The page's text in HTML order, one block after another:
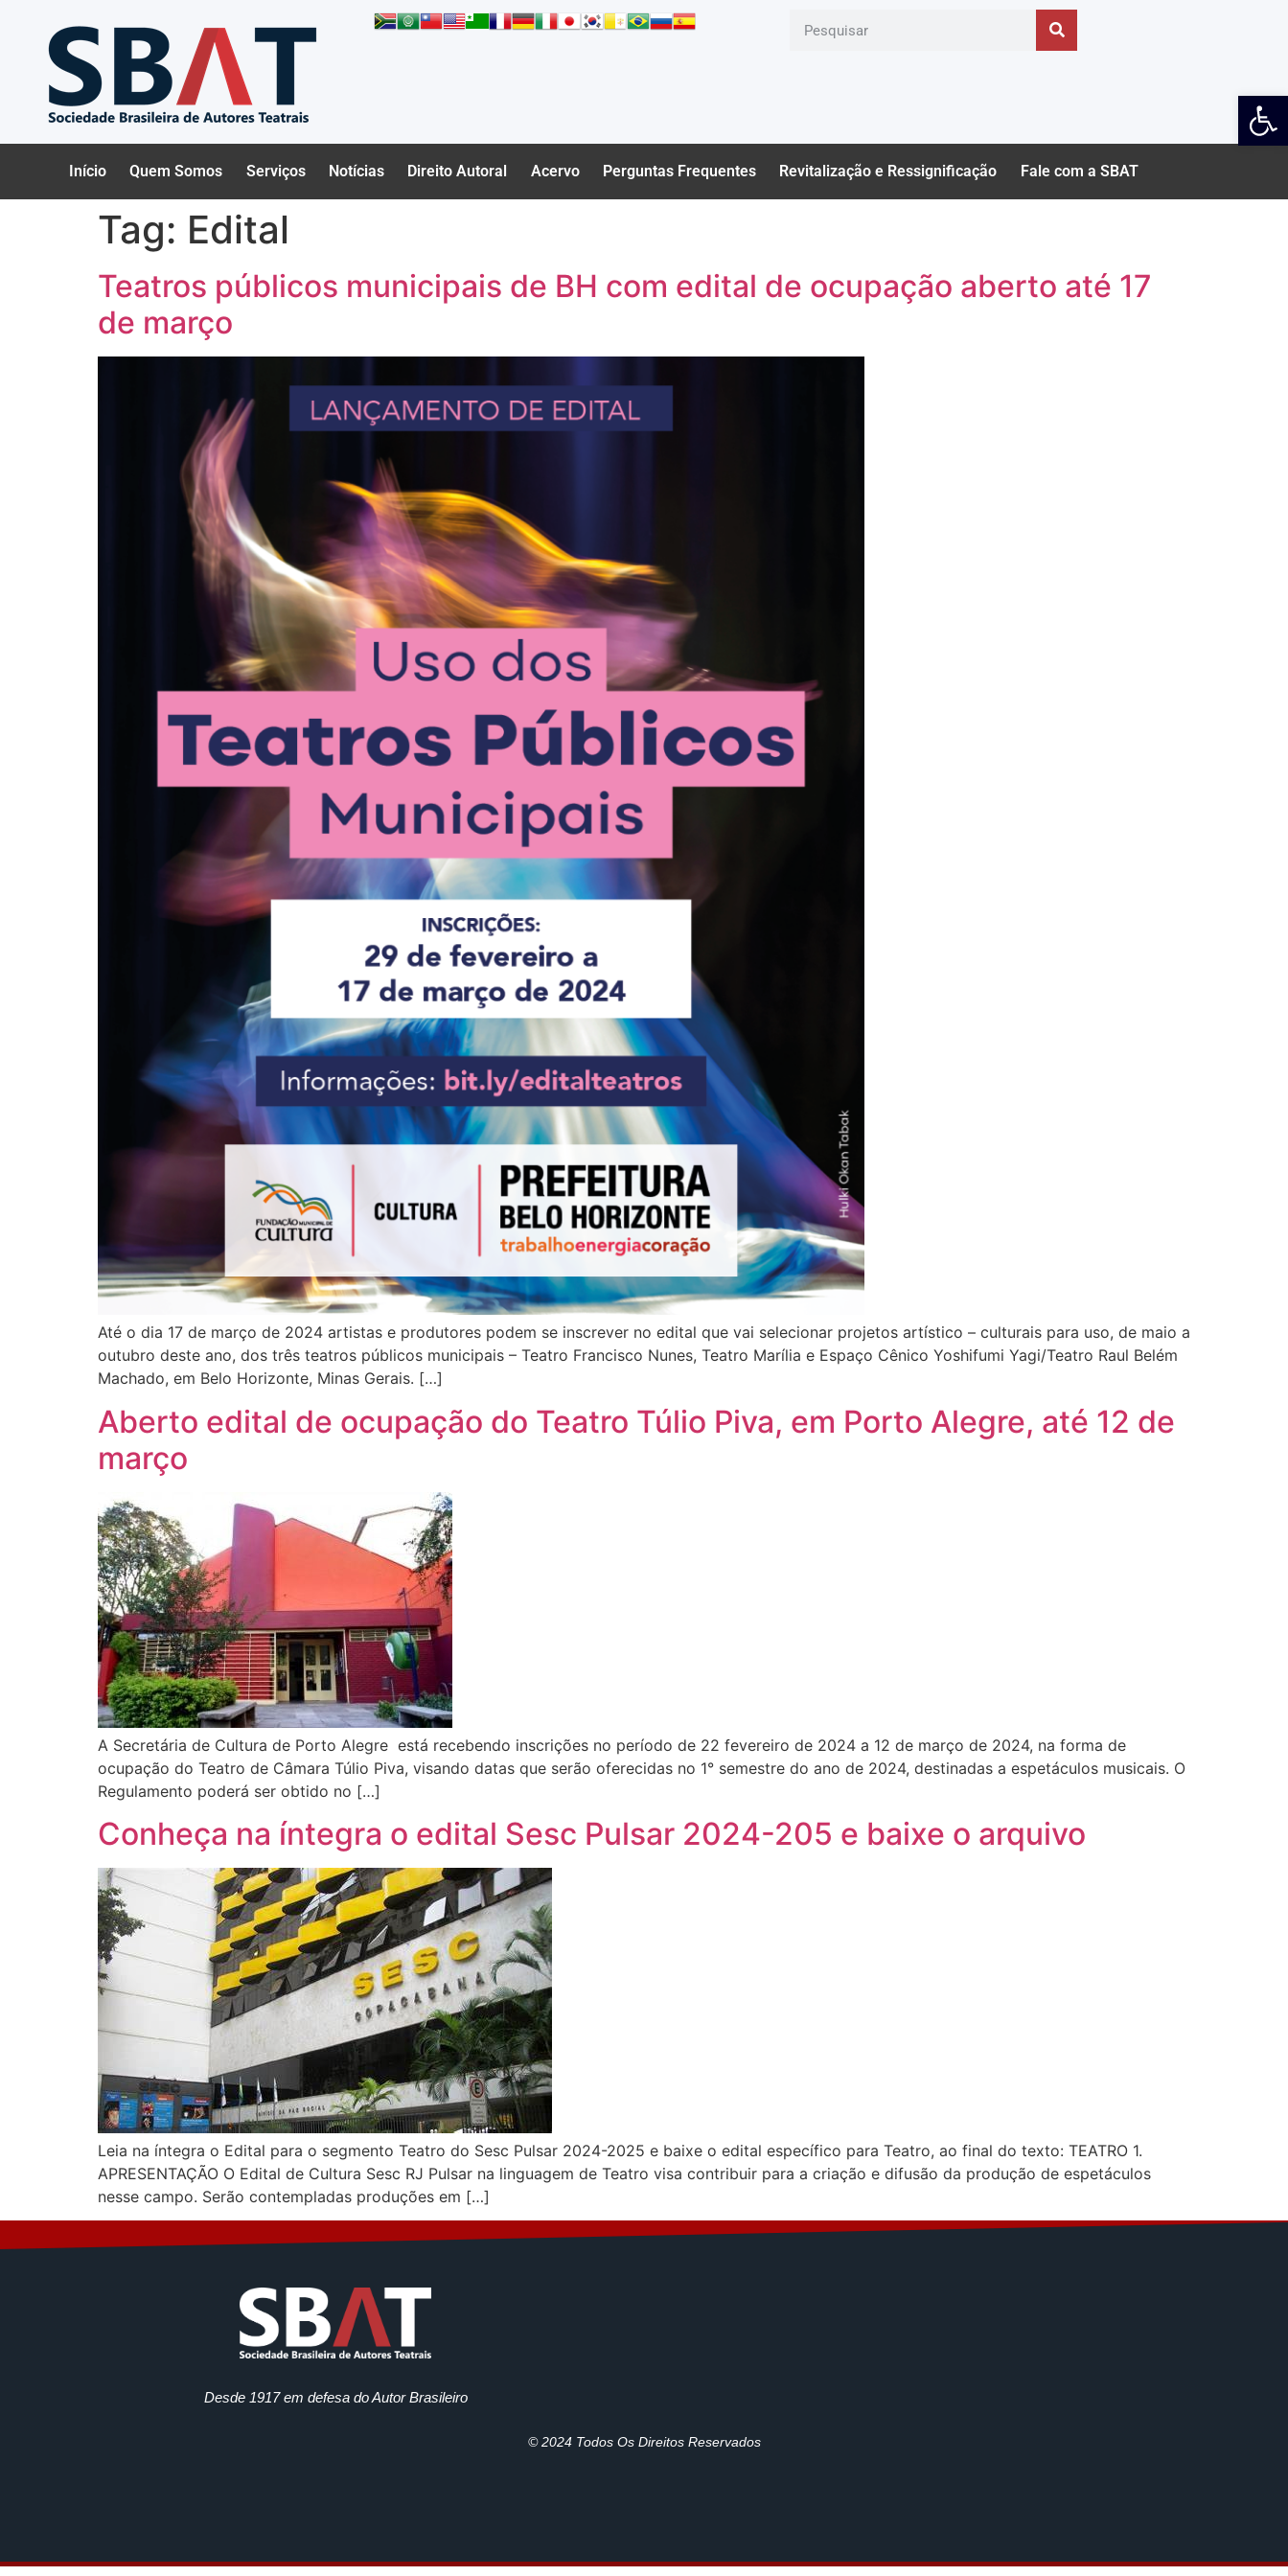
Início Quem Somos Serviços Notícias Direito Autoral Acervo Perguntas Frequentes Revitalização e Ressignificação Fale com a SBAT
Tag: Edital
Teatros públicos municipais de BH com edital de ocupação aberto até 17
de março
Até o dia 17 de março de 2024 artistas e produtores podem se inscrever no edital que vai selecionar projetos artístico – culturais para uso, de maio a
outubro deste ano, dos três teatros públicos municipais – Teatro Francisco Nunes, Teatro Marília e Espaço Cênico Yoshifumi Yagi/Teatro Raul Belém
Machado, em Belo Horizonte, Minas Gerais. […]
Aberto edital de ocupação do Teatro Túlio Piva, em Porto Alegre, até 12 de
março
A Secretária de Cultura de Porto Alegre está recebendo inscrições no período de 22 fevereiro de 2024 a 12 de março de 2024, na forma de
ocupação do Teatro de Câmara Túlio Piva, visando datas que serão oferecidas no 1° semestre do ano de 2024, destinadas a espetáculos musicais. O
Regulamento poderá ser obtido no […]
Conheça na íntegra o edital Sesc Pulsar 2024-205 e baixe o arquivo
Leia na íntegra o Edital para o segmento Teatro do Sesc Pulsar 2024-2025 e baixe o edital específico para Teatro, ao final do texto: TEATRO 1.
APRESENTAÇÃO O Edital de Cultura Sesc RJ Pulsar na linguagem de Teatro visa contribuir para a criação e difusão da produção de espetáculos
nesse campo. Serão contempladas produções em […]
Desde 1917 em defesa do Autor Brasileiro
© 2024 Todos Os Direitos Reservados